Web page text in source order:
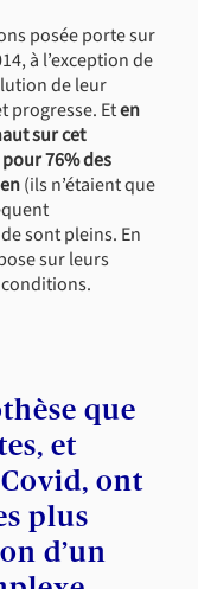
posée porte sur
à l’exception de
de leur
progresse. Eten
sur cet
pour 76% des
(ils n’étaient que
sont pleins. En
sur leurs
que
et
ont
plus
d’un